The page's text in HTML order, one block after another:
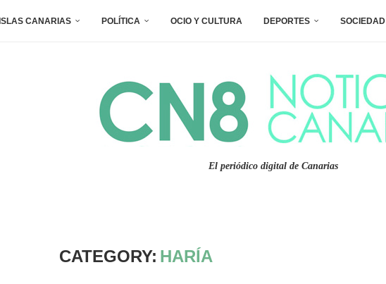
ISLAS CANARIAS POLÍTICA OCIO Y CULTURA DEPORTES SOCIEDAD
El periódico digital de Canarias
CATEGORY: HARÍA